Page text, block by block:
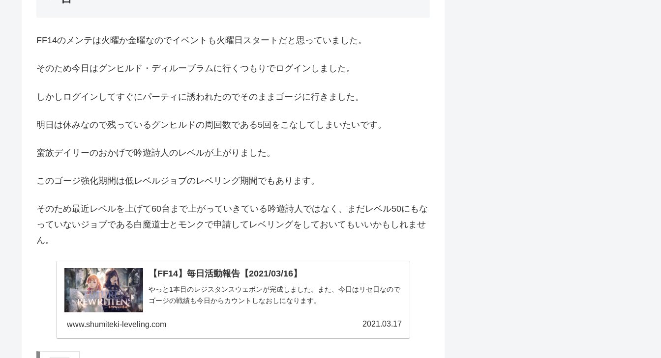
FF14のメンテは火曜か金曜なのでイベントも火曜日スタートだと思っていました。
そのため今日はグンヒルド・ディルーブラムに行くつもりでログインしました。
しかしログインしてすぐにパーティに誘われたのでそのままゴージに行きました。
明日は休みなので残っているグンヒルドの周回数である5回をこなしてしまいたいです。
蛮族デイリーのおかげで吟遊詩人のレベルが上がりました。
このゴージ強化期間は低レベルジョブのレベリング期間でもあります。
そのため最近レベルを上げて60台まで上がっていきている吟遊詩人ではなく、まだレベル50にもな
っていないジョブである白魔道士とモンクで申請してレベリングをしておいてもいいかもしれませ
ん。
【FF14】毎日活動報告【2021/03/16】
やっと1本目のレジスタンスウェポンが完成しました。また、今日はリセ日なので
ゴージの戦績も今日からカウントしなおしになります。
www.shumiteki-leveling.com 2021.03.17